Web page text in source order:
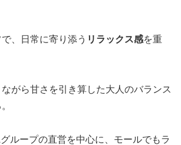
、日常に寄り添う リラックス感を重
がら甘さを引き算した大人のバランス
ループの直営を中心に、モールでもラ